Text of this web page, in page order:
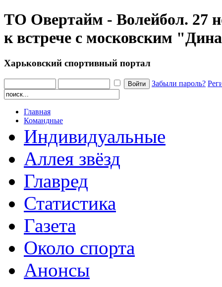
ТО Овертайм - Волейбол. 27
к встрече с московским
Харьковский спортивный портал
Забыли пароль?
Главная
Командные
Индивидуальные
Аллея звёзд
Главред
Статистика
Газета
Около спорта
Анонсы